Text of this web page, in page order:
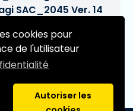
cookies pour
de l'utilisateur
Autoriser les
SAC_2045 Ver. 14
de modifications]